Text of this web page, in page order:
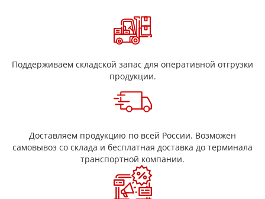
не более 7%
Асбестовый картон (ГОСТ 2850-95) это огнеупорный
комбинированный материал для изоляции, уплотнения и
пропитанного бакелитом. Производится в форме листа.
Размеры асбокартона (Ширина х длина): 1000 х 800-1000 мм и
Состав
В основе лежит безопасный хризолитовый асбест, в который
добавлено незначительная (в пределах 2%) доля крахмала.
связующего,
Поддерживаем складской запас для оперативной отгрузки
продукции.
Доставляем продукцию по всей России. Возможен
самовывоз со склада и бесплатная доставка до терминала
транспортной компании.